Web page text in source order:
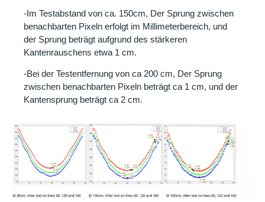
-Im Testabstand von ca. 150cm, Der Sprung zwischen
benachbarten Pixeln erfolgt im Millimeterbereich, und
der Sprung beträgt aufgrund des stärkeren
Kantenrauschens etwa 1 cm.
-Bei der Testentfernung von ca 200 cm, Der Sprung
zwischen benachbarten Pixeln beträgt ca 1 cm, und der
Kantensprung beträgt ca 2 cm.